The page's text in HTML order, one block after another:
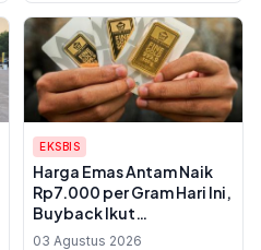
EKSBIS
Harga Emas Antam Naik
Rp7.000 per Gram Hari Ini,
Buyback Ikut
Terdongkrak
03 Agustus 2026